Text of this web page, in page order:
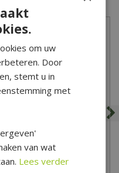
Quadrobandpalissade
om uw
Door
stemt u in
met
van wat
Lees verder